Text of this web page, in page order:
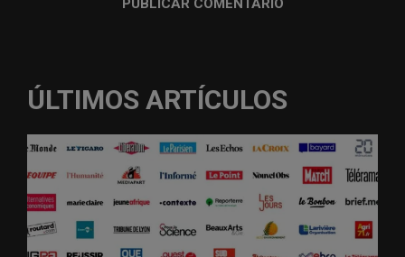
ÚLTIMOS ARTÍCULOS